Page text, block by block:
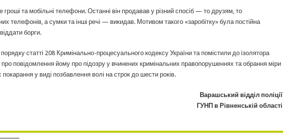
гроші та мобільні телефони. Останні він продавав у різний спосіб — то друзям, то
телефонів, а сумки та інші речі — викидав. Мотивом такого «заробітку» була постійна
борги.
статті 208 Кримінально-процесуального кодексу України та помістили до ізолятора
повідомлення йому про підозру у вчинених кримінальних правопорушеннях та обрання міри
у виді позбавлення волі на строк до шести років.
Варашський відділ поліції
ГУНП в Рівненській області